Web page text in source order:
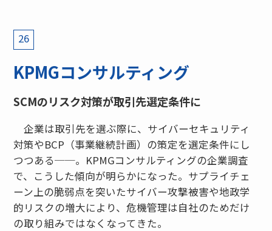
26
KPMGコンサルティング
SCMのリスク対策が取引先選定条件に
企業は取引先を選ぶ際に、サイバーセキュリティ
対策やBCP（事業継続計画）の策定を選定条件にし
つつある──。KPMGコンサルティングの企業調査
で、こうした傾向が明らかになった。サプライチェ
ーン上の脆弱点を突いたサイバー攻撃被害や地政学
的リスクの増大により、危機管理は自社のためだけ
の取り組みではなくなってきた。